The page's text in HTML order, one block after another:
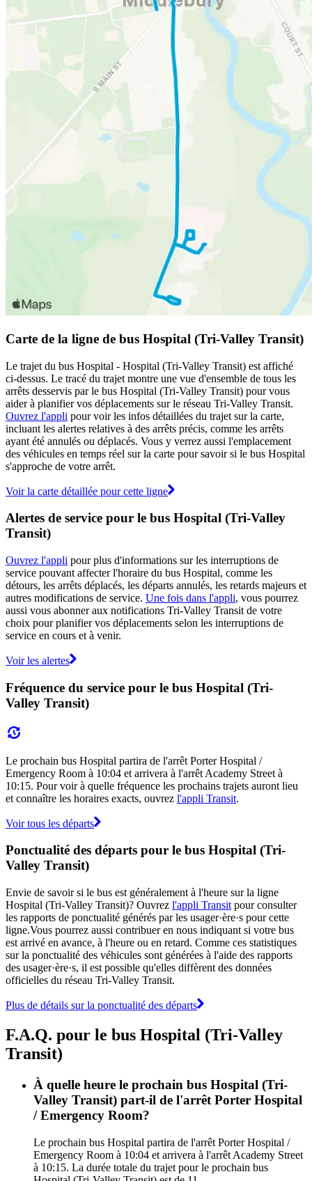
Carte de la ligne de bus Hospital (Tri-Valley Transit)
Le trajet du bus Hospital - Hospital (Tri-Valley Transit) est affiché
ci-dessus. Le tracé du trajet montre une vue d'ensemble de tous les
arrêts desservis par le bus Hospital (Tri-Valley Transit) pour vous
aider à planifier vos déplacements sur le réseau Tri-Valley Transit.
Ouvrez l'appli pour voir les infos détaillées du trajet sur la carte,
incluant les alertes relatives à des arrêts précis, comme les arrêts
ayant été annulés ou déplacés. Vous y verrez aussi l'emplacement
des véhicules en temps réel sur la carte pour savoir si le bus Hospital
s'approche de votre arrêt.
Voir la carte détaillée pour cette ligne
Alertes de service pour le bus Hospital (Tri-Valley
Transit)
Ouvrez l'appli pour plus d'informations sur les interruptions de
service pouvant affecter l'horaire du bus Hospital, comme les
détours, les arrêts déplacés, les départs annulés, les retards majeurs et
autres modifications de service. Une fois dans l'appli, vous pourrez
aussi vous abonner aux notifications Tri-Valley Transit de votre
choix pour planifier vos déplacements selon les interruptions de
service en cours et à venir.
Voir les alertes
Fréquence du service pour le bus Hospital (Tri-
Valley Transit)
Le prochain bus Hospital partira de l'arrêt Porter Hospital /
Emergency Room à 10:04 et arrivera à l'arrêt Academy Street à
10:15. Pour voir à quelle fréquence les prochains trajets auront lieu
et connaître les horaires exacts, ouvrez l'appli Transit.
Voir tous les départs
Ponctualité des départs pour le bus Hospital (Tri-
Valley Transit)
Envie de savoir si le bus est généralement à l'heure sur la ligne
Hospital (Tri-Valley Transit)? Ouvrez l'appli Transit pour consulter
les rapports de ponctualité générés par les usager·ère·s pour cette
ligne.Vous pourrez aussi contribuer en nous indiquant si votre bus
est arrivé en avance, à l'heure ou en retard. Comme ces statistiques
sur la ponctualité des véhicules sont générées à l'aide des rapports
des usager·ère·s, il est possible qu'elles diffèrent des données
officielles du réseau Tri-Valley Transit.
Plus de détails sur la ponctualité des départs
F.A.Q. pour le bus Hospital (Tri-Valley
Transit)
À quelle heure le prochain bus Hospital (Tri-
Valley Transit) part-il de l'arrêt Porter Hospital
/ Emergency Room?
Le prochain bus Hospital partira de l'arrêt Porter Hospital /
Emergency Room à 10:04 et arrivera à l'arrêt Academy Street
à 10:15. La durée totale du trajet pour le prochain bus